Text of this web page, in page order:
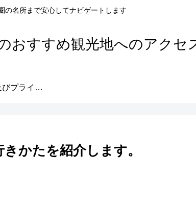
の名所まで安心してナビゲートします
おすすめ観光地へのアクセ
運営者情報及びプライバシーポリシー
かたを紹介します。